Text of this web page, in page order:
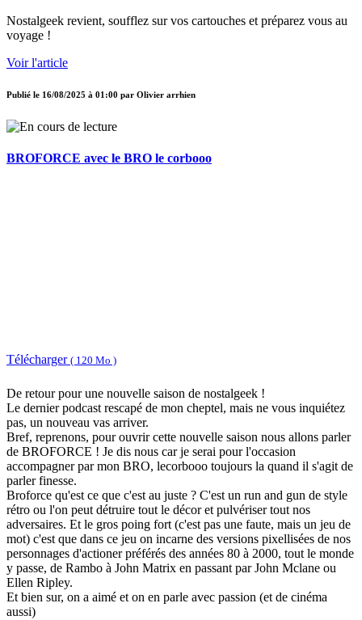
Nostalgeek revient, soufflez sur vos cartouches et préparez vous au
voyage !
Voir l'article
Publié le 16/08/2025 à 01:00 par Olivier arrhien
BROFORCE avec le BRO le corbooo
Télécharger ( 120 Mo )
De retour pour une nouvelle saison de nostalgeek !
Le dernier podcast rescapé de mon cheptel, mais ne vous inquiétez
pas, un nouveau vas arriver.
Bref, reprenons, pour ouvrir cette nouvelle saison nous allons parler
de BROFORCE ! Je dis nous car je serai pour l'occasion
accompagner par mon BRO, lecorbooo toujours la quand il s'agit de
parler finesse.
Broforce qu'est ce que c'est au juste ? C'est un run and gun de style
rétro ou l'on peut détruire tout le décor et pulvériser tout nos
adversaires. Et le gros poing fort (c'est pas une faute, mais un jeu de
mot) c'est que dans ce jeu on incarne des versions pixellisées de nos
personnages d'actioner préférés des années 80 à 2000, tout le monde
y passe, de Rambo à John Matrix en passant par John Mclane ou
Ellen Ripley.
Et bien sur, on a aimé et on en parle avec passion (et de cinéma
aussi)